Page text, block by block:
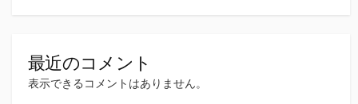
最近のコメント
表示できるコメントはありません。